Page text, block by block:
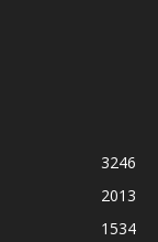
3246
2013
1534